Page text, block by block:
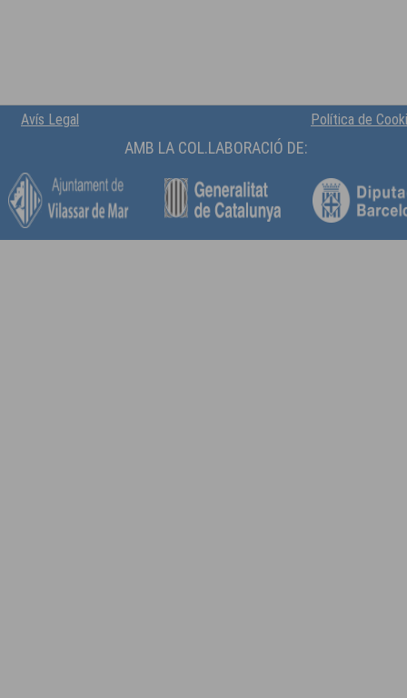
Avís Legal Política de
AMB LA COL.LABORACIÓ DE: